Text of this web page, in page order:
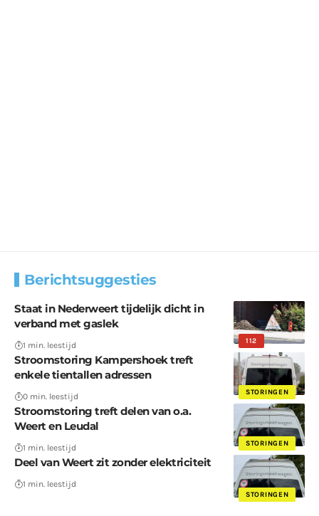
Berichtsuggesties
112
Staat in Nederweert tijdelijk dicht in
verband met gaslek
1 min. leestijd
STORINGEN
Stroomstoring Kampershoek treft
enkele tientallen adressen
0 min. leestijd
STORINGEN
Stroomstoring treft delen van o.a.
Weert en Leudal
1 min. leestijd
STORINGEN
Deel van Weert zit zonder elektriciteit
1 min. leestijd